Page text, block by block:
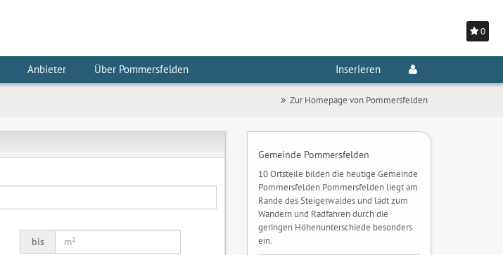
0
Anbieter Über Pommersfelden Inserieren
Zur Homepage von Pommersfelden
bis
Gemeinde Pommersfelden
10 Ortsteile bilden die heutige Gemeinde
Pommersfelden.Pommersfelden liegt am
Rande des Steigerwaldes und lädt zum
Wandern und Radfahren durch die
geringen Höhenunterschiede besonders
ein.